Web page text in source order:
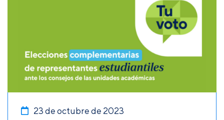
23 de octubre de 2023